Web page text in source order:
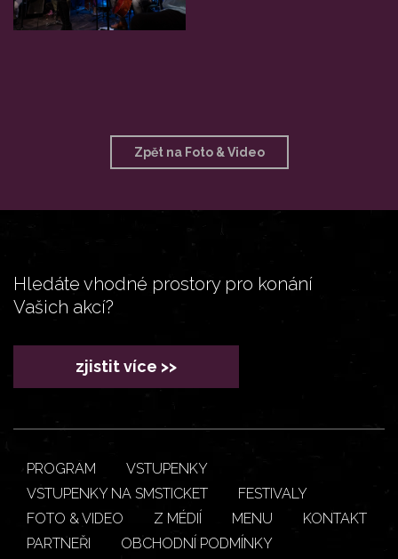
Zpět na Foto & Video
Hledáte vhodné prostory pro konání
Vašich akcí?
zjistit více >>
PROGRAM
VSTUPENKY
VSTUPENKY NA SMSTICKET
FESTIVALY
FOTO & VIDEO
Z MÉDIÍ MENU
KONTAKT
PARTNEŘI
OBCHODNÍ PODMÍNKY